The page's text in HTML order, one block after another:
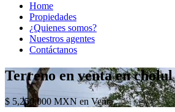
Home
Propiedades
¿Quienes somos?
Nuestros agentes
Contáctanos
Terreno en venta en cholul
$ 5,250,000 MXN en Venta